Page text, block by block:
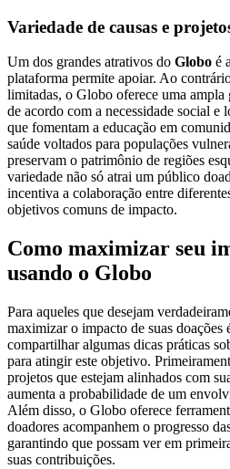
Variedade de causas e
Um dos grandes atrativos do Globo é
plataforma permite apoiar. Ao
limitadas, o Globo oferece uma ampla
de acordo com a necessidade social e
que fomentam a educação em
saúde voltados para populações
preservam o patrimônio de regiões
variedade não só atrai um público
incentiva a colaboração entre
objetivos comuns de impacto.
Como maximizar seu
usando o Globo
Para aqueles que desejam
maximizar o impacto de suas doações
compartilhar algumas dicas práticas
para atingir este objetivo.
projetos que estejam alinhados com
aumenta a probabilidade de um
Além disso, o Globo oferece
doadores acompanhem o progresso
garantindo que possam ver em
suas contribuições.